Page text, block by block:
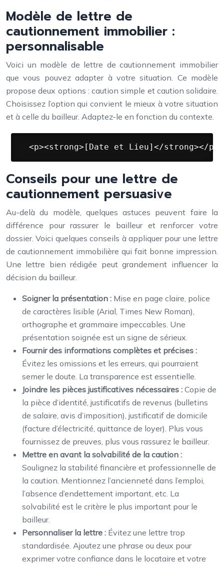
Modèle de lettre de
cautionnement immobilier :
personnalisable
Voici un modèle de lettre de cautionnement immobilier
que vous pouvez adapter à votre situation. Ce modèle
propose deux options : caution simple et caution solidaire.
Choisissez l’option qui convient le mieux à votre situation
et à celle du bailleur. Adaptez-le en fonction du contexte.
<p><strong>[Date et Lieu]</strong></
Conseils pour une lettre de
cautionnement persuasive
Au-delà du modèle, quelques astuces peuvent faire la
différence pour rassurer le bailleur et renforcer votre
dossier. Voici quelques conseils à appliquer pour une lettre
de cautionnement immobilière qui fait bonne impression.
Une lettre bien rédigée peut grandement influencer la
décision du bailleur.
Soigner la présentation : Mise en page claire, police
de caractères lisible (Arial, Times New Roman),
orthographe et grammaire impeccables. Une
présentation soignée est un signe de sérieux.
Fournir des informations complètes et précises :
Évitez les omissions et les erreurs, qui pourraient
semer le doute. La transparence est essentielle.
Joindre les pièces justificatives nécessaires : Copie de
la pièce d’identité, justificatifs de revenus (bulletins
de salaire, avis d’imposition), justificatif de domicile
(facture d’électricité, quittance de loyer). Plus vous
fournissez de preuves, plus vous rassurez le bailleur.
Mettre en avant la solvabilité de la caution :
Soulignez la stabilité financière et professionnelle de
la caution. Mentionnez l’ancienneté dans l’emploi,
l’absence d’endettement important, etc. La
solvabilité est le critère le plus important pour le
bailleur.
Personnaliser la lettre : Évitez une lettre trop
standardisée. Ajoutez une phrase ou deux pour
exprimer votre confiance dans le locataire et votre